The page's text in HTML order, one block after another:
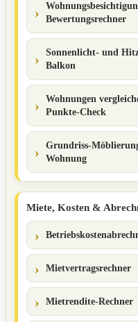
Bewertungsrechner
Sonnenlicht- und
Balkon
Wohnungen
Punkte-Check
Grundriss-
Wohnung
Miete, Kosten &
Mietvertragsrechner
Mietrendite-Rechner